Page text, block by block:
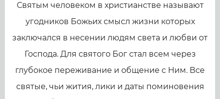
Святым человеком в христианстве называют
угодников Божьих смысл жизни которых
заключался в несении людям света и любви от
Господа. Для святого Бог стал всем через
глубокое переживание и общение с Ним. Все
святые, чьи жития, лики и даты поминовения